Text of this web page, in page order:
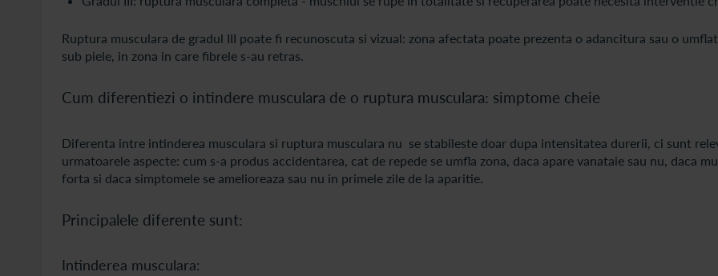
Ruptura musculara de gradul III poate fi recunoscuta si vizual: zona afectata poate prezenta o adancitura sau o
sub piele, in zona in care fibrele s-au retras.
Cum diferentiezi o intindere musculara de o ruptura musculara: simptome cheie
Diferenta intre intinderea musculara si ruptura musculara nu se stabileste doar dupa intensitatea durerii, ci sunt
urmatoarele aspecte: cum s-a produs accidentarea, cat de repede se umfla zona, daca apare vanataie sau nu, daca
forta si daca simptomele se amelioreaza sau nu in primele zile de la aparitie.
Principalele diferente sunt:
Intinderea musculara: